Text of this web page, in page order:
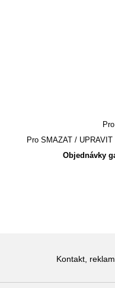
Pro SMAZAT /
Objednávky
Kontakt,